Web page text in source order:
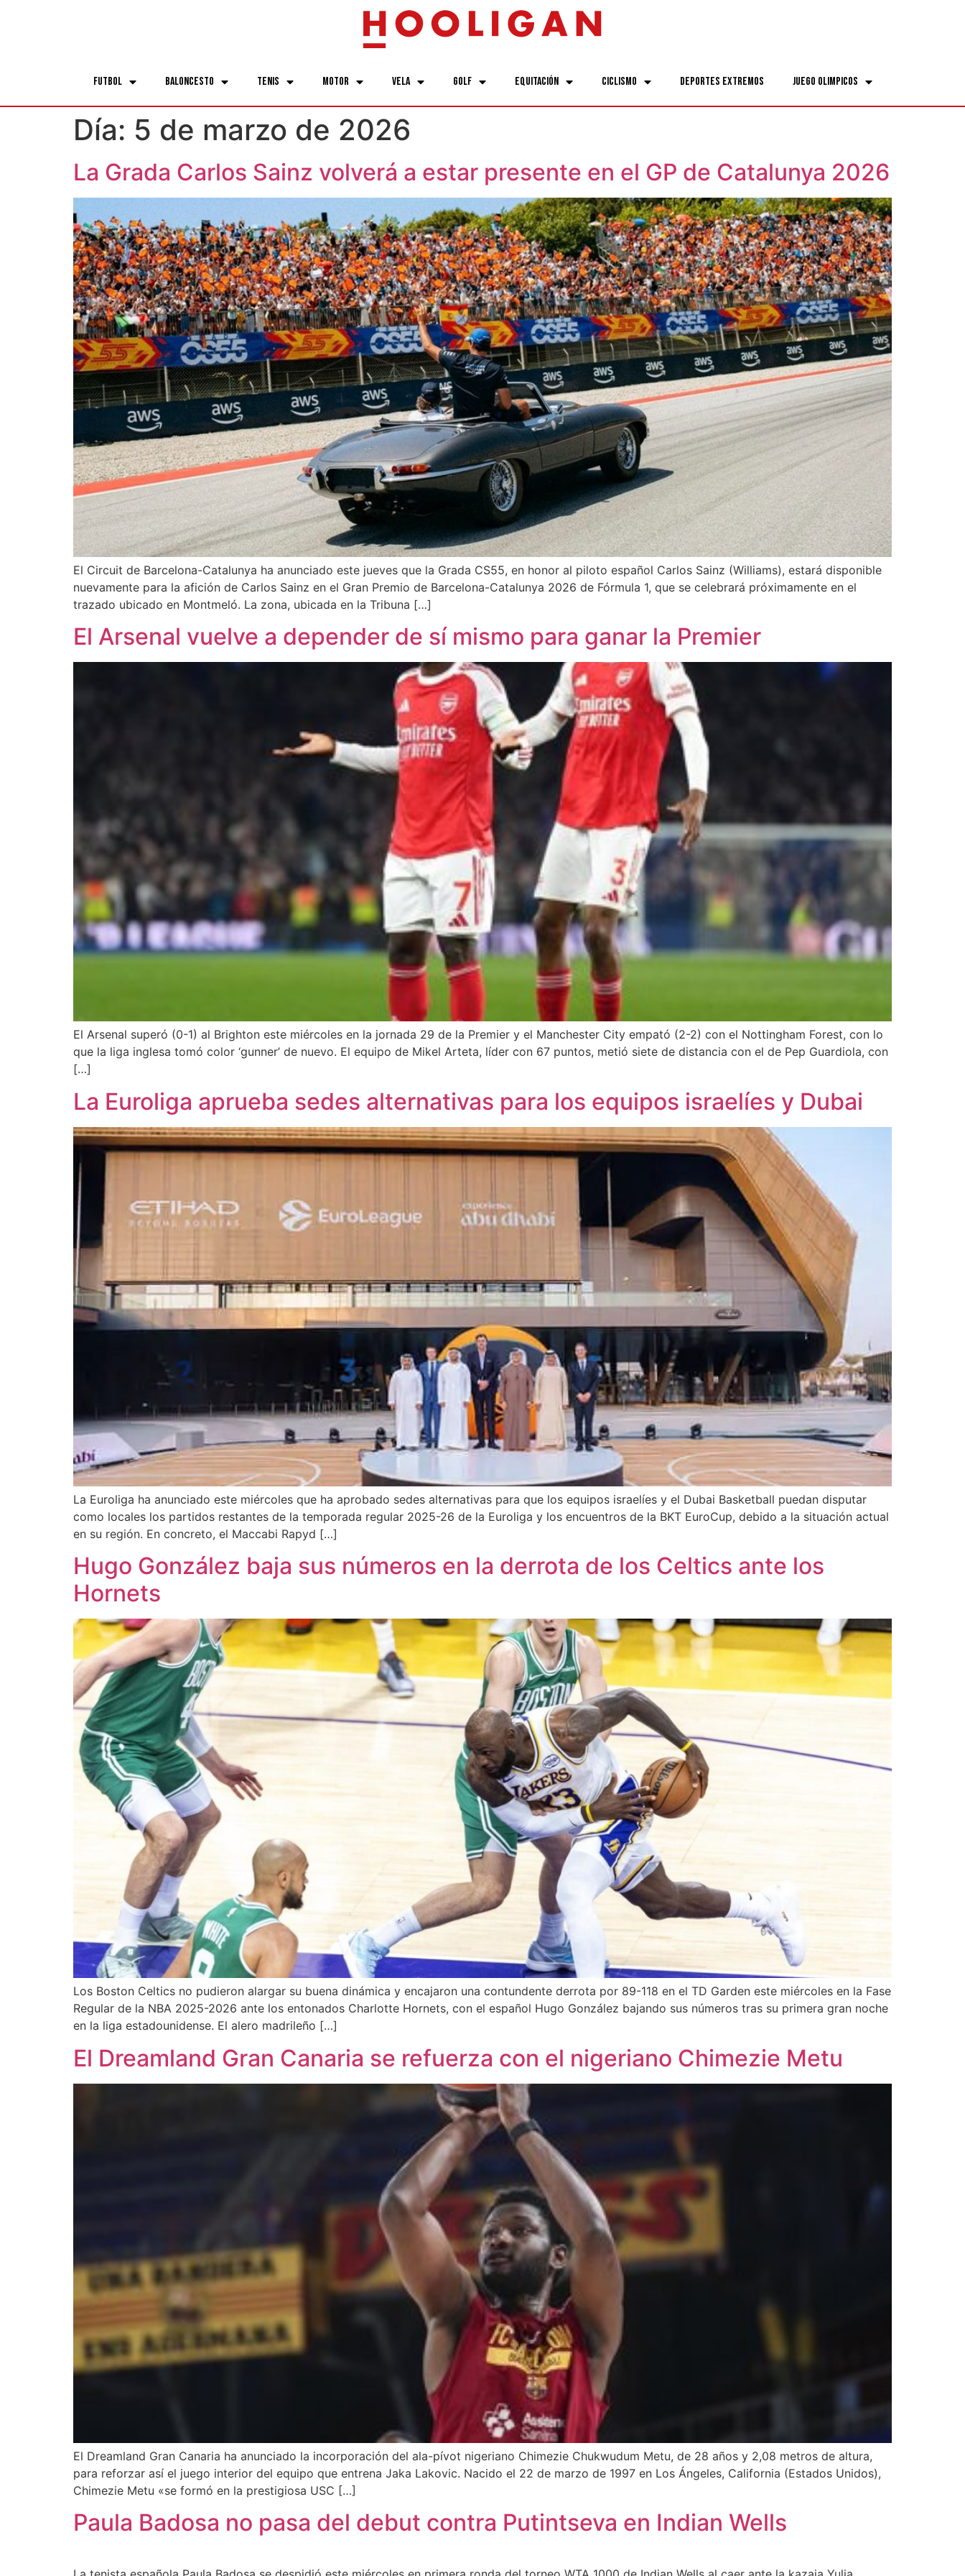
Futbol Baloncesto Tenis Motor Vela Golf Equitación Ciclismo Deportes Extremos Juego Olimpicos
Día: 5 de marzo de 2026
La Grada Carlos Sainz volverá a estar presente en el GP de Catalunya 2026
El Circuit de Barcelona-Catalunya ha anunciado este jueves que la Grada CS55, en honor al piloto español Carlos Sainz (Williams), estará disponible
nuevamente para la afición de Carlos Sainz en el Gran Premio de Barcelona-Catalunya 2026 de Fórmula 1, que se celebrará próximamente en el
trazado ubicado en Montmeló. La zona, ubicada en la Tribuna […]
El Arsenal vuelve a depender de sí mismo para ganar la Premier
El Arsenal superó (0-1) al Brighton este miércoles en la jornada 29 de la Premier y el Manchester City empató (2-2) con el Nottingham Forest, con lo
que la liga inglesa tomó color ‘gunner’ de nuevo. El equipo de Mikel Arteta, líder con 67 puntos, metió siete de distancia con el de Pep Guardiola, con
[…]
La Euroliga aprueba sedes alternativas para los equipos israelíes y Dubai
La Euroliga ha anunciado este miércoles que ha aprobado sedes alternativas para que los equipos israelíes y el Dubai Basketball puedan disputar
como locales los partidos restantes de la temporada regular 2025-26 de la Euroliga y los encuentros de la BKT EuroCup, debido a la situación actual
en su región. En concreto, el Maccabi Rapyd […]
Hugo González baja sus números en la derrota de los Celtics ante los
Hornets
Los Boston Celtics no pudieron alargar su buena dinámica y encajaron una contundente derrota por 89-118 en el TD Garden este miércoles en la Fase
Regular de la NBA 2025-2026 ante los entonados Charlotte Hornets, con el español Hugo González bajando sus números tras su primera gran noche
en la liga estadounidense. El alero madrileño […]
El Dreamland Gran Canaria se refuerza con el nigeriano Chimezie Metu
El Dreamland Gran Canaria ha anunciado la incorporación del ala-pívot nigeriano Chimezie Chukwudum Metu, de 28 años y 2,08 metros de altura,
para reforzar así el juego interior del equipo que entrena Jaka Lakovic. Nacido el 22 de marzo de 1997 en Los Ángeles, California (Estados Unidos),
Chimezie Metu «se formó en la prestigiosa USC […]
Paula Badosa no pasa del debut contra Putintseva en Indian Wells